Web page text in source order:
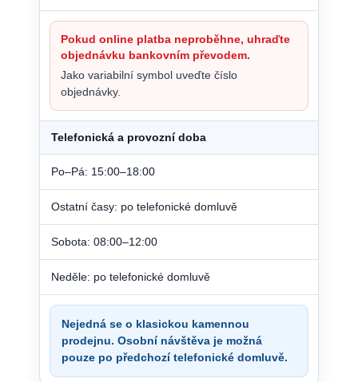
Pokud online platba neproběhne, uhraďte
objednávku bankovním převodem.
Jako variabilní symbol uveďte číslo
objednávky.
Telefonická a provozní doba
Po–Pá: 15:00–18:00
Ostatní časy: po telefonické domluvě
Sobota: 08:00–12:00
Neděle: po telefonické domluvě
Nejedná se o klasickou kamennou
prodejnu. Osobní návštěva je možná
pouze po předchozí telefonické domluvě.